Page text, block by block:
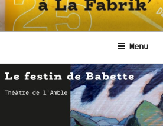
Aller
au
contenu
Menu